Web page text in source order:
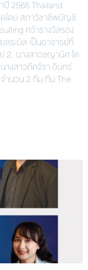
ปี 2565 Thailand
โดย สภาวิชาชีพบัญชี
คว้ารางวัลรอง
ระบิล เป็นอาจารย์ที่
2. นางสาวชญานิศ โต
างสาวภัคจิรา อินทร์
ำนวน 2 ทีม ทีม The